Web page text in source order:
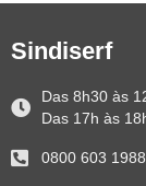
Sindiserf
Das 8h30 às
Das 17h às
0800 603 1988